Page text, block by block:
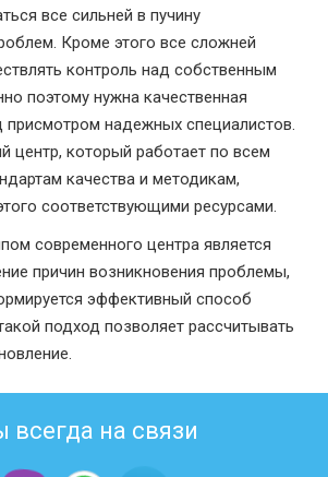
все сильней в пучину
Кроме этого все сложней
контроль над собственным
поэтому нужна качественная
присмотром надежных специалистов.
центр, который работает по всем
качества и методикам,
соответствующими ресурсами.
современного центра является
причин возникновения проблемы,
эффективный способ
подход позволяет рассчитывать
всегда на связи